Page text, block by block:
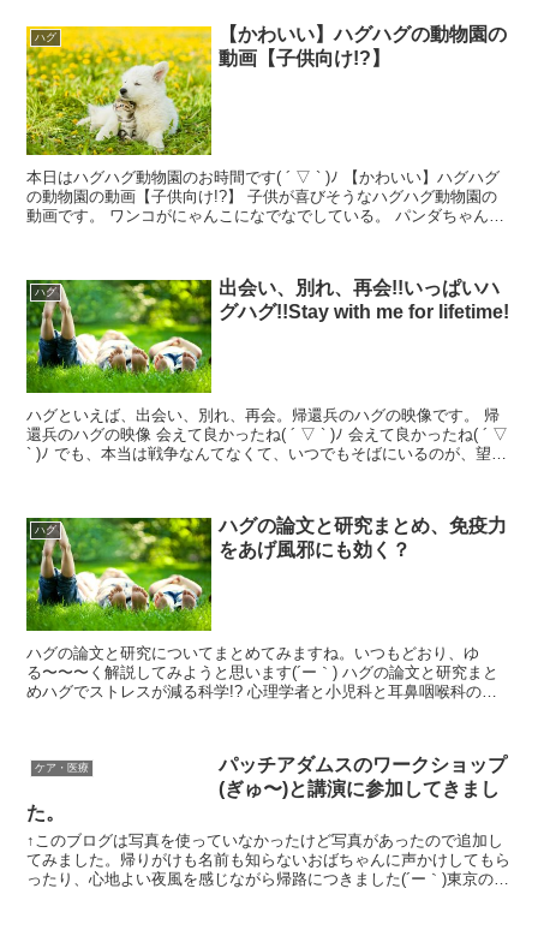
ハグ
【かわいい】ハグハグの動物園の
動画【子供向け!?】
本日はハグハグ動物園のお時間です( ´ ▽ ` )ﾉ 【かわいい】ハグハグ
の動物園の動画【子供向け!?】 子供が喜びそうなハグハグ動物園の
動画です。 ワンコがにゃんこになでなでしている。 パンダちゃんの
ハグ
出会い、別れ、再会!!いっぱいハ
グハグ!!Stay with me for lifetime!
ハグといえば、出会い、別れ、再会。帰還兵のハグの映像です。 帰
還兵のハグの映像 会えて良かったね( ´ ▽ ` )ﾉ 会えて良かったね( ´ ▽
` )ﾉ でも、本当は戦争なんてなくて、いつでもそばにいるのが、望ま
ハグ
ハグの論文と研究まとめ、免疫力
をあげ風邪にも効く？
ハグの論文と研究についてまとめてみますね。いつもどおり、ゆ
る〜〜〜く解説してみようと思います(´ー｀) ハグの論文と研究まと
めハグでストレスが減る科学!? 心理学者と小児科と耳鼻咽喉科のハ
ケア・医療
パッチアダムスのワークショップ
(ぎゅ〜)と講演に参加してきまし
た。
↑このブログは写真を使っていなかったけど写真があったので追加し
てみました。帰りがけも名前も知らないおばちゃんに声かけしてもら
ったり、心地よい夜風を感じながら帰路につきました(´ー｀)東京の御